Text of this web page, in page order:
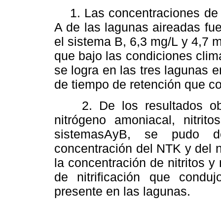
1. Las concentraciones de
A de las lagunas aireadas
el sistema B, 6,3 mg/L y 4,7
que bajo las condiciones
se logra en las tres lagunas
de tiempo de retención que
2. De los resultados
nitrógeno amoniacal,
sistemasAyB, se pudo
concentración del NTK y del
la concentración de nitritos
de nitrificación que
presente en las lagunas.